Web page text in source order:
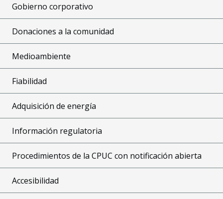
Gobierno corporativo
Donaciones a la comunidad
Medioambiente
Fiabilidad
Adquisición de energía
Información regulatoria
Procedimientos de la CPUC con notificación abierta
Accesibilidad